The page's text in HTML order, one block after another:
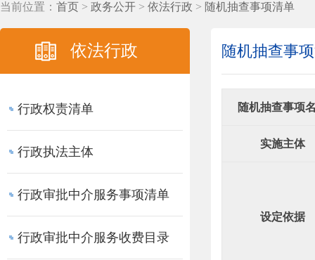
当前位置： 首页 > 政务公开 > 依法行政 > 随机抽查事项清单
依法行政
行政权责清单
行政执法主体
行政审批中介服务事项清单
行政审批中介服务收费目录
随机抽查事
随机抽查事项
实施主体
设定依据